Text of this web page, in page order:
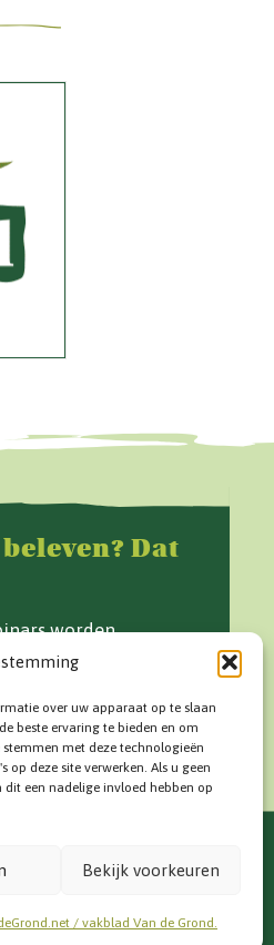
over uw apparaat op te slaan
beste ervaring te bieden en om
met deze technologieën
op deze site verwerken. Als u geen
een nadelige invloed hebben op
Bekijk voorkeuren
/ vakblad Van de Grond.
Dat
worden
ONS